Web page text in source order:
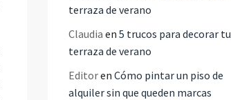
terraza de verano
Claudia en 5 trucos para decorar tu
terraza de verano
Editoren Cómo pintar un piso de
alquiler sin que queden marcas